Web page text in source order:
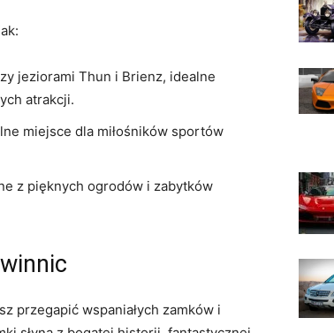
jeziorami Thun‍ i Brienz, idealne
atrakcji.
miejsce dla miłośników ⁢sportów
z pięknych ⁢ogrodów i zabytków
​przegapić wspaniałych zamków i